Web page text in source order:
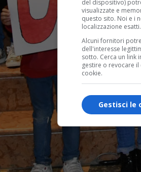
del dispositivo)
visualizzate e
questo sito. Noi e i
localizzazione esatti.
Alcuni fornitori
dell'interesse
sotto. Cerca un link
gestire o revocare
cookie.
Gestisci le